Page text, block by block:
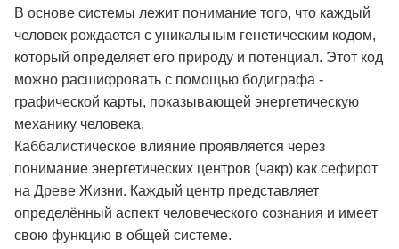
В основе системы лежит понимание того, что каждый
человек рождается с уникальным генетическим кодом,
который определяет его природу и потенциал. Этот код
можно расшифровать с помощью бодиграфа -
графической карты, показывающей энергетическую
механику человека.
Каббалистическое влияние проявляется через
понимание энергетических центров (чакр) как сефирот
на Древе Жизни. Каждый центр представляет
определённый аспект человеческого сознания и имеет
свою функцию в общей системе.